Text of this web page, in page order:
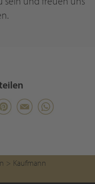
> Kaufmann